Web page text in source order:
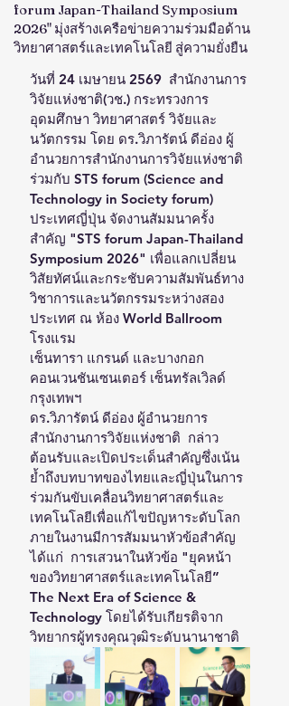
forum Japan-Thailand Symposium
2026" มุ่งสร้างเครือข่ายความร่วมมือด้าน
วิทยาศาสตร์และเทคโนโลยี สู่ความยั่งยืน
วันที่ 24 เมษายน 2569  สำนักงานการ
วิจัยแห่งชาติ(วช.) กระทรวงการ
อุดมศึกษา วิทยาศาสตร์ วิจัยและ
นวัตกรรม โดย ดร.วิภารัตน์ ดีอ่อง ผู้
อำนวยการสำนักงานการวิจัยแห่งชาติ
ร่วมกับ STS forum (Science and
Technology in Society forum)
ประเทศญี่ปุ่น จัดงานสัมมนาครั้ง
สำคัญ "STS forum Japan-Thailand
Symposium 2026" เพื่อแลกเปลี่ยน
วิสัยทัศน์และกระชับความสัมพันธ์ทาง
วิชาการและนวัตกรรมระหว่างสอง
ประเทศ ณ ห้อง World Ballroom
โรงแรม
เซ็นทารา แกรนด์ และบางกอก
คอนเวนชันเซนเตอร์ เซ็นทรัลเวิลด์
กรุงเทพฯ
ดร.วิภารัตน์ ดีอ่อง ผู้อำนวยการ
สำนักงานการวิจัยแห่งชาติ  กล่าว
ต้อนรับและเปิดประเด็นสำคัญซึ่งเน้น
ย้ำถึงบทบาทของไทยและญี่ปุ่นในการ
ร่วมกันขับเคลื่อนวิทยาศาสตร์และ
เทคโนโลยีเพื่อแก้ไขปัญหาระดับโลก
ภายในงานมีการสัมมนาหัวข้อสำคัญ
ได้แก่  การเสวนาในหัวข้อ "ยุคหน้า
ของวิทยาศาสตร์และเทคโนโลยี”
The Next Era of Science &
Technology โดยได้รับเกียรติจาก
วิทยากรผู้ทรงคุณวุฒิระดับนานาชาติ